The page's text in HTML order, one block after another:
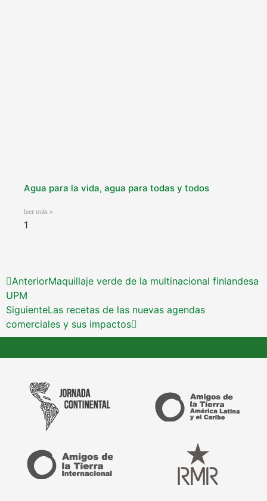
Agua para la vida, agua para todas y todos
leer más »
AnteriorMaquillaje verde de la multinacional finlandesa
UPM
SiguienteLas recetas de las nuevas agendas
comerciales y sus impactos